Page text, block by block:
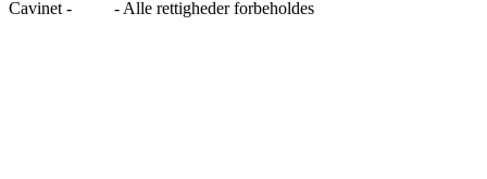
Cavinet -
- Alle rettigheder forbeholdes